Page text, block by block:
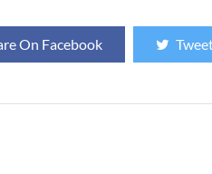
On Facebook